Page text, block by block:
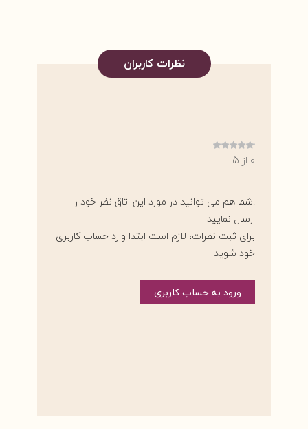
نظرات کاربران
0 از 5
.شما هم می توانید در مورد این اتاق نظر خود را
ارسال نمایید
برای ثبت نظرات، لازم است ابتدا وارد حساب کاربری
خود شوید
ورود به حساب کاربری